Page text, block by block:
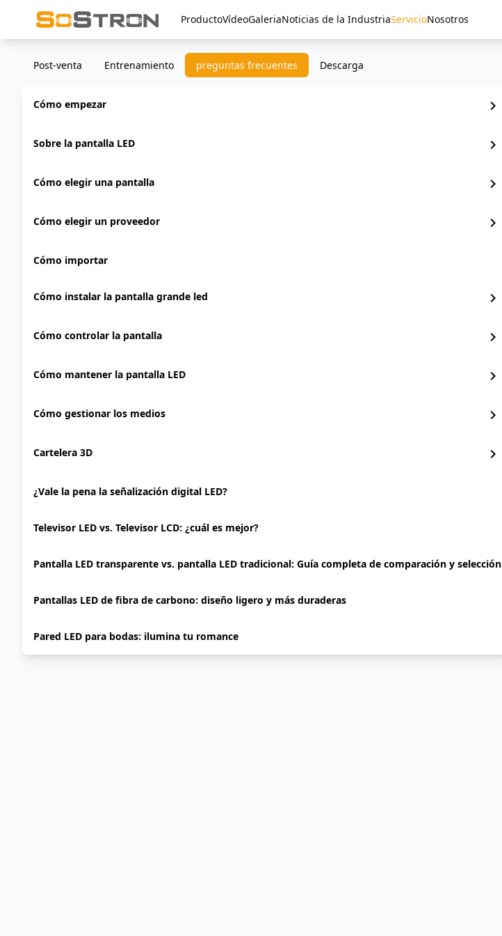
ProductoVídeoGaleriaNoticias de la IndustriaServicioNosotros
Post-venta Entrenamiento preguntas frecuentes Descarga
Cómo empezar chevron_right
Sobre la pantalla LED chevron_right
Cómo elegir una pantalla chevron_right
Cómo elegir un proveedor chevron_right
Cómo importar
Cómo instalar la pantalla grande led chevron_right
Cómo controlar la pantalla chevron_right
Cómo mantener la pantalla LED chevron_right
Cómo gestionar los medios chevron_right
Cartelera 3D chevron_right
¿Vale la pena la señalización digital LED?
Televisor LED vs. Televisor LCD: ¿cuál es mejor?
Pantalla LED transparente vs. pantalla LED tradicional: Guía completa de comparación y selección
Pantallas LED de fibra de carbono: diseño ligero y más duraderas
Pared LED para bodas: ilumina tu romance